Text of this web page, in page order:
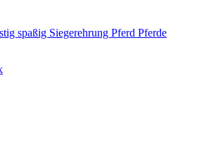
spaßig Siegerehrung Pferd Pferde